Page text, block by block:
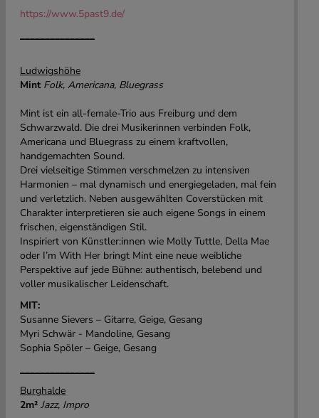
https://www.5past9.de/
Ludwigshöhe
Mint Folk, Americana, Bluegrass
Mint ist ein all-female-Trio aus Freiburg und dem
Schwarzwald. Die drei Musikerinnen verbinden Folk,
Americana und Bluegrass zu einem kraftvollen,
handgemachten Sound.
Drei vielseitige Stimmen verschmelzen zu intensiven
Harmonien – mal dynamisch und energiegeladen, mal fein
und verletzlich. Neben ausgewählten Coverstücken mit
Charakter interpretieren sie auch eigene Songs in einem
frischen, eigenständigen Stil.
Inspiriert von Künstler:innen wie Molly Tuttle, Della Mae
oder I’m With Her bringt Mint eine neue weibliche
Perspektive auf jede Bühne: authentisch, belebend und
voller musikalischer Leidenschaft.
MIT:
Susanne Sievers – Gitarre, Geige, Gesang
Myri Schwär - Mandoline, Gesang
Sophia Spöler – Geige, Gesang
Burghalde
2m² Jazz, Impro